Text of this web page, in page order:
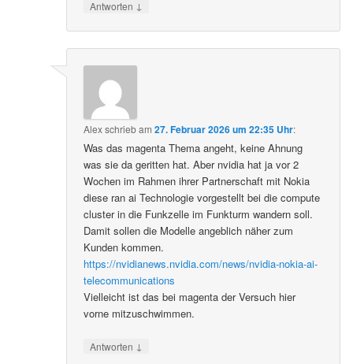
Antworten ↓
Alexschriebam27. Februar 2026 um 22:35 Uhr:
Was das magenta Thema angeht, keine Ahnung
was sie da geritten hat. Aber nvidia hat ja vor 2
Wochen im Rahmen ihrer Partnerschaft mit Nokia
diese ran ai Technologie vorgestellt bei die compute
cluster in die Funkzelle im Funkturm wandern soll.
Damit sollen die Modelle angeblich näher zum
Kunden kommen.
https://nvidianews.nvidia.com/news/nvidia-nokia-ai-
telecommunications
Vielleicht ist das bei magenta der Versuch hier
vorne mitzuschwimmen.
Antworten ↓